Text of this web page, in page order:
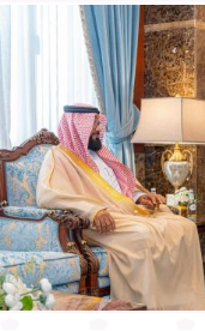
في مجال
الملا، أن هذا
محافظ الأحساء،
بتعزيز
مشيرًا إلى أن
“خطة الأحساء مدينة المسؤولية الاجتماعية 2026” تهدف إلى
مكانة المحافظة
شهادة السفير